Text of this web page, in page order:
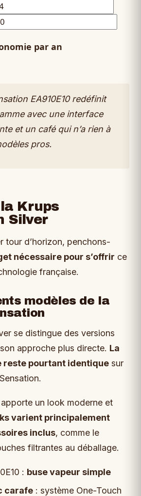
par an
EA910E10 redéfinit
avec une interface
et un café qui n’a rien à
pros.
Krups
Silver
tour d’horizon, penchons-
nécessaire pour s’offrir ce
française.
modèles de la
se distingue des versions
approche plus directe. La
reste pourtant identique sur
un look moderne et
varient principalement
inclus, comme le
filtrantes au déballage.
: buse vapeur simple
carafe : système One-Touch